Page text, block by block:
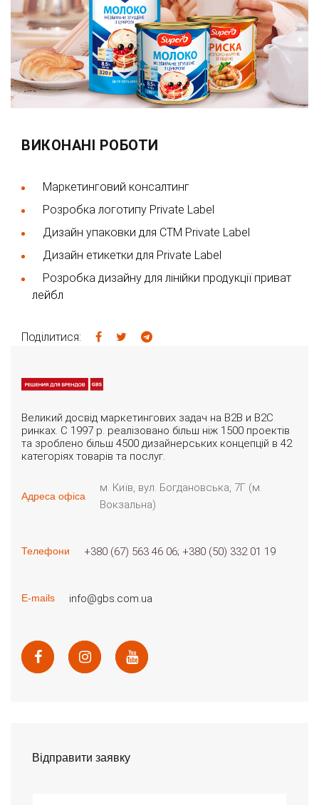
ВИКОНАНІ РОБОТИ
Маркетинговий консалтинг
Розробка логотипу Private Label
Дизайн упаковки для СТМ Private Label
Дизайн етикетки для Private Label
Розробка дизайну для лінійки продукції приват
лейбл
Поділитися:
Великий досвід маркетингових задач на B2B и B2C
ринках. С 1997 р. реалізовано більш ніж 1500 проектів
та зроблено більш 4500 дизайнерських концепцій в 42
категоріях товарів та послуг.
Адреса офіса
м. Київ, вул. Богдановська, 7Г (м.
Вокзальна)
Телефони +380 (67) 563 46 06 +380 (50) 332 01 19
E-mails info@gbs.com.ua
Відправити заявку